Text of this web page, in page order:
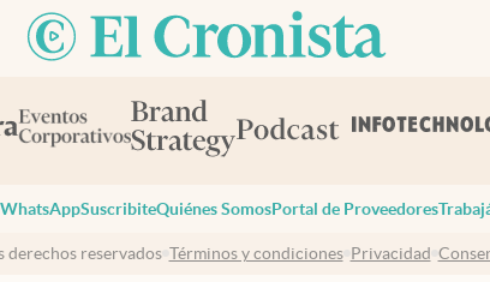
SuscribiteQuiénes SomosPortal de Proveedores
derechos reservados Términos y condiciones Privacidad